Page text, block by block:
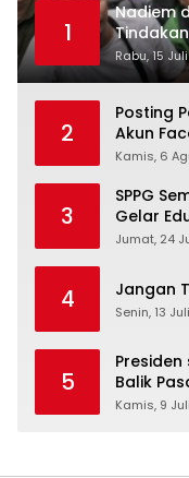
1
Nadiem
Rabu, 15
2
Posting
Akun
Kamis, 6
3
SPPG
Gelar
Peringati
Jumat, 24
4 Jangan
Senin, 13
5
Balik
Kamis, 9